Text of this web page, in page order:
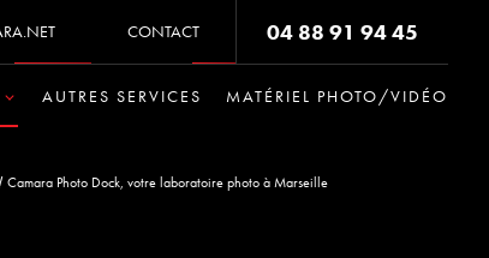
CONTACT 04 88 91 94 45
AUTRES SERVICES MATÉRIEL PHOTO/VIDÉO
Camara Photo Dock, votre laboratoire photo à Marseille